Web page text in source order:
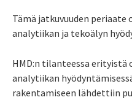
Tämä jatkuvuuden periaate
analytiikan ja tekoälyn
HMD:n tilanteessa erityistä
analytiikan
rakentamiseen lähdettiin